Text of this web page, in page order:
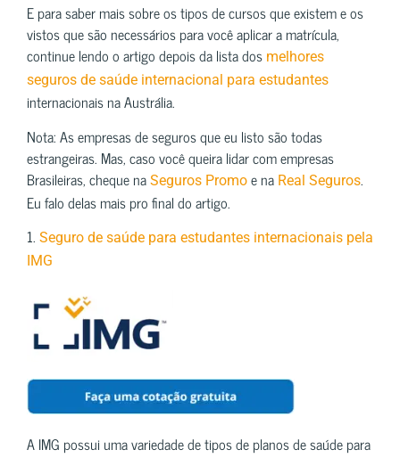
E para saber mais sobre os tipos de cursos que existem e os
vistos que são necessários para você aplicar a matrícula,
continue lendo o artigo depois da lista dos melhores
seguros de saúde internacional para estudantes
internacionais na Austrália.
Nota: As empresas de seguros que eu listo são todas
estrangeiras. Mas, caso você queira lidar com empresas
Brasileiras, cheque na Seguros Promo e na Real Seguros.
Eu falo delas mais pro final do artigo.
1. Seguro de saúde para estudantes internacionais pela
IMG
A IMG possui uma variedade de tipos de planos de saúde para